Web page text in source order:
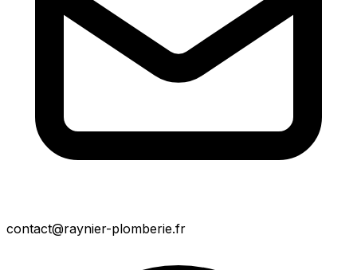
contact@raynier-plomberie.fr